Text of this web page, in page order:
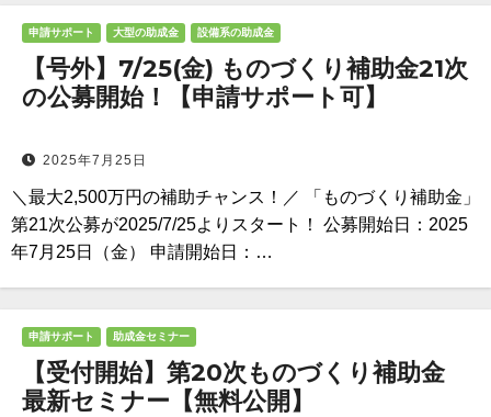
申請サポート 大型の助成金 設備系の助成金
【号外】7/25(金) ものづくり補助金21次
の公募開始！【申請サポート可】
2025年7月25日
＼最大2,500万円の補助チャンス！／ 「ものづくり補助金」
第21次公募が2025/7/25よりスタート！ 公募開始日：2025
年7月25日（金） 申請開始日：…
申請サポート 助成金セミナー
【受付開始】第20次ものづくり補助金
最新セミナー【無料公開】